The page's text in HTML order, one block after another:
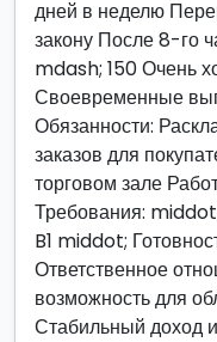
дней в неделю
закону После 8-го
mdash; 150 Очень
Своевременные
Обязанности:
заказов для
торговом зале
Требования:
B1 middot;
Ответственное
возможность для
Стабильный доход